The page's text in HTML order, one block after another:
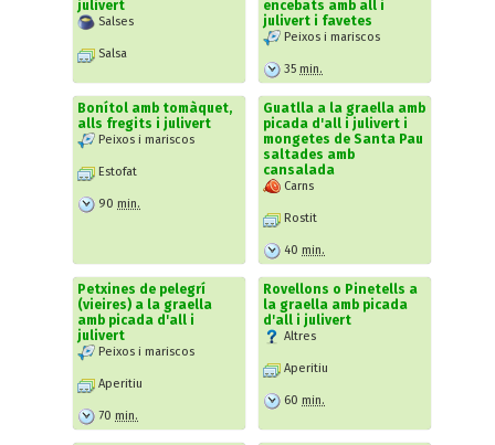
julivert
Salses
Salsa
encebats amb all i
julivert i favetes
Peixos i mariscos
35 min.
Bonítol amb tomàquet,
alls fregits i julivert
Peixos i mariscos
Estofat
90 min.
Guatlla a la graella amb
picada d'all i julivert i
mongetes de Santa Pau
saltades amb
cansalada
Carns
Rostit
40 min.
Petxines de pelegrí
(vieires) a la graella
amb picada d'all i
julivert
Peixos i mariscos
Aperitiu
70 min.
Rovellons o Pinetells a
la graella amb picada
d'all i julivert
Altres
Aperitiu
60 min.